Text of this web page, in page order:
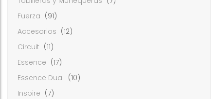
Fuerza (91)
Accesorios (12)
Circuit (11)
Essence (17)
Essence Dual (10)
Inspire (7)